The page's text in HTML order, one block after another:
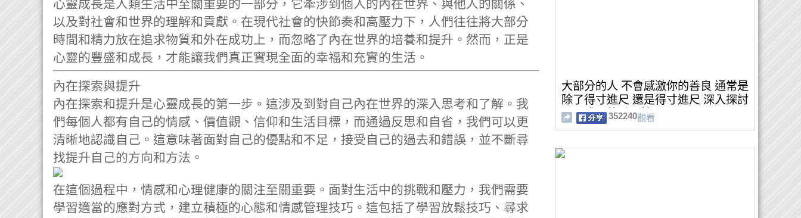
心靈成長是人類生活中至關重要的一部分，它牽涉到個人的內在世界、與他人的關係、
以及對社會和世界的理解和貢獻。在現代社會的快節奏和高壓力下，人們往往將大部分
時間和精力放在追求物質和外在成功上，而忽略了內在世界的培養和提升。然而，正是
心靈的豐盛和成長，才能讓我們真正實現全面的幸福和充實的生活。
內在探索與提升
內在探索和提升是心靈成長的第一步。這涉及到對自己內在世界的深入思考和了解。我
們每個人都有自己的情感、價值觀、信仰和生活目標，而通過反思和自省，我們可以更
清晰地認識自己。這意味著面對自己的優點和不足，接受自己的過去和錯誤，並不斷尋
找提升自己的方向和方法。
在這個過程中，情感和心理健康的關注至關重要。面對生活中的挑戰和壓力，我們需要
學習適當的應對方式，建立積極的心態和情感管理技巧。這包括了學習放鬆技巧、尋求
大部分的人 不會感激你的善良 通常是
除了得寸進尺 還是得寸進尺 深入探討
心靈成長的重要性
352240觀看